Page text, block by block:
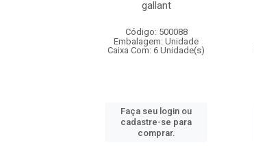
gallant
Código: 500088
Embalagem: Unidade
Caixa Com: 6 Unidade(s)
Faça seu login ou
cadastre-se para
comprar.